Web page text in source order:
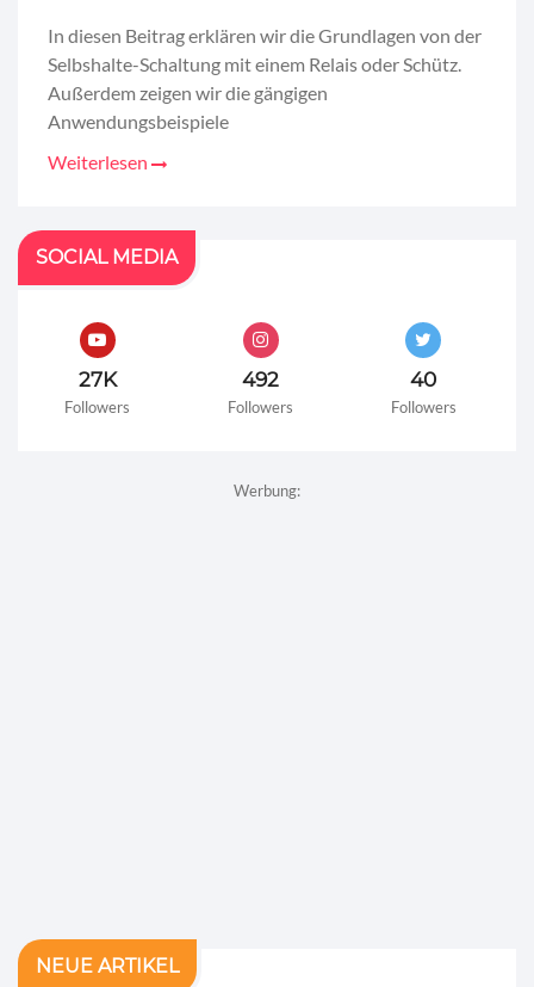
In diesen Beitrag erklären wir die Grundlagen von der
Selbshalte-Schaltung mit einem Relais oder Schütz.
Außerdem zeigen wir die gängigen
Anwendungsbeispiele
Weiterlesen
SOCIAL MEDIA
27K
Followers
492
Followers
40
Followers
Werbung:
NEUE ARTIKEL